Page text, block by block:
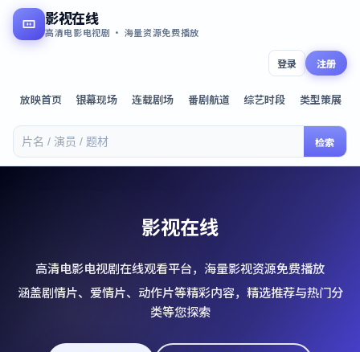
影视在线
高清电影电视剧 · 海量资源免费播放
放映首页 银幕现场 连载剧场 番剧航道 综艺时段 类型策展
检索
登录 注册
影视在线
高清电影电视剧在线观看平台，海量影视资源免费播放
涵盖剧情片、爱情片、动作片等精彩内容，精选推荐与热门分
类等您探索